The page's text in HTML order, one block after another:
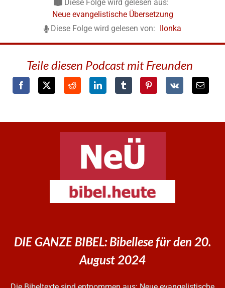
Diese Folge wird gelesen aus:
Neue evangelistische Übersetzung
Diese Folge wird gelesen von:
Ilonka
Teile diesen Podcast mit Freunden
DIE GANZE BIBEL: Bibellese für den 20.
August 2024